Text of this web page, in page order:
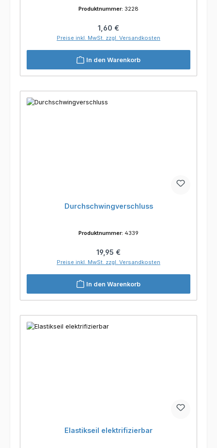
Produktnummer: 3228
Regulärer Preis:
1,60 €
Preise inkl. MwSt. zzgl. Versandkosten
In den Warenkorb
Durchschwingverschluss
Produktnummer: 4339
Regulärer Preis:
19,95 €
Preise inkl. MwSt. zzgl. Versandkosten
In den Warenkorb
Elastikseil elektrifizierbar